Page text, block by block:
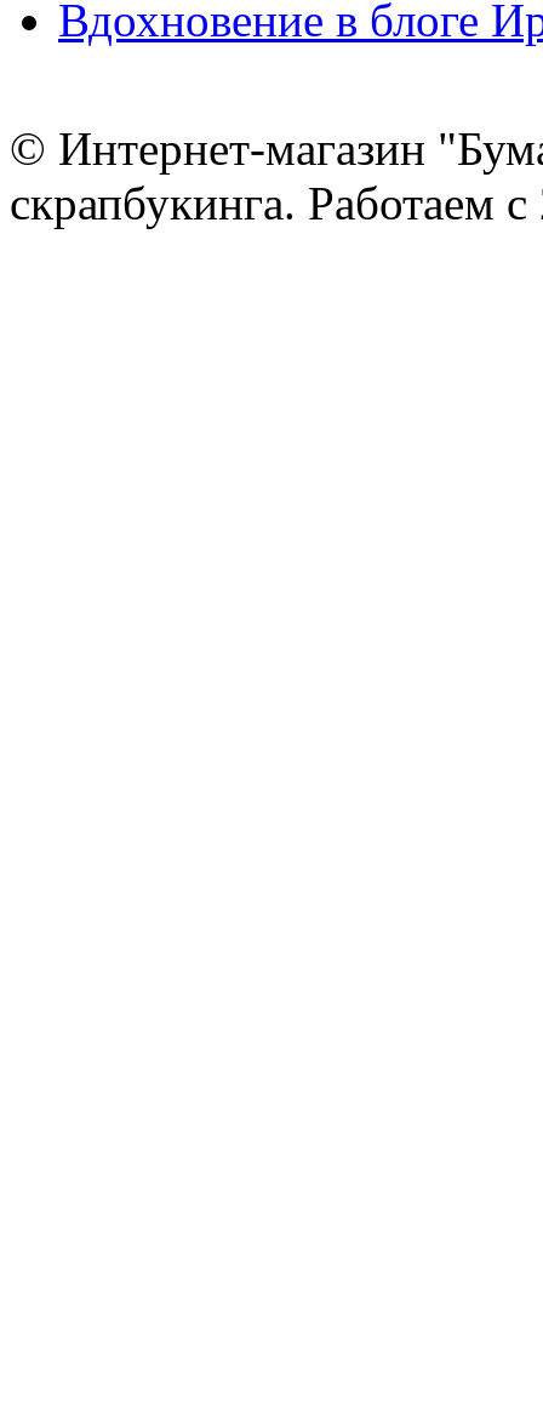
Вдохновение в блоге
© Интернет-магазин
скрапбукинга. Работаем с